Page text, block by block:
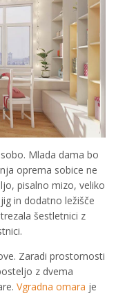
Mlada dama bo
oprema sobice ne
pisalno mizo, veliko
in dodatno ležišče
šestletnici z
Zaradi prostornosti
z dvema
Vgradna omara je